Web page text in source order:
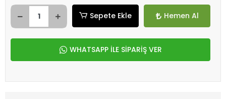
Sepete Ekle Hemen Al
WHATSAPP İLE SİPARİŞ VER